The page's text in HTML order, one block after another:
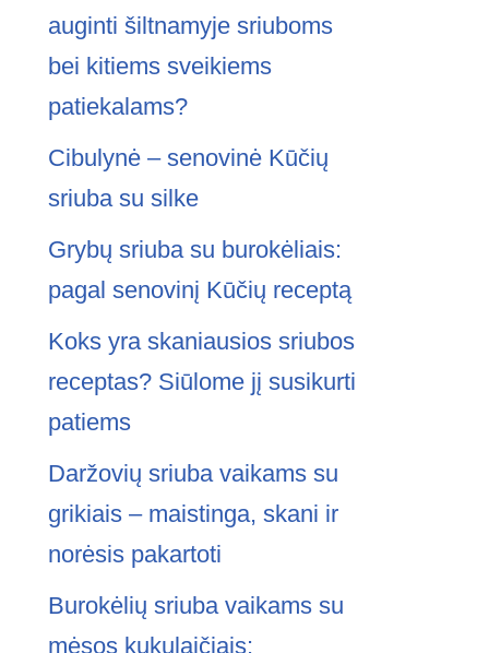
auginti šiltnamyje sriuboms
bei kitiems sveikiems
patiekalams?
Cibulynė – senovinė Kūčių
sriuba su silke
Grybų sriuba su burokėliais:
pagal senovinį Kūčių receptą
Koks yra skaniausios sriubos
receptas? Siūlome jį susikurti
patiems
Daržovių sriuba vaikams su
grikiais – maistinga, skani ir
norėsis pakartoti
Burokėlių sriuba vaikams su
mėsos kukulaičiais: